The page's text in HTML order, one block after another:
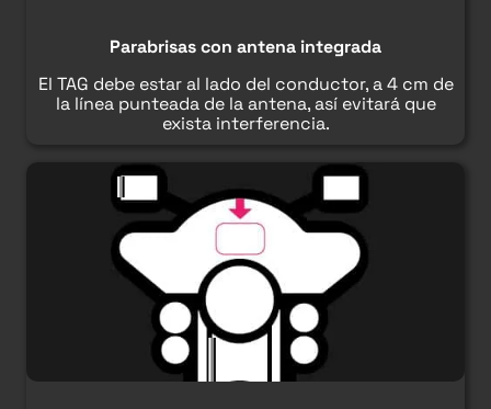
Parabrisas con antena integrada
El TAG debe estar al lado del conductor, a 4 cm de
la línea punteada de la antena, así evitará que
exista interferencia.